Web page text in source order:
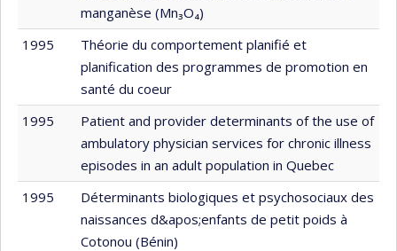
manganèse (Mn₃O₄)
1995
Théorie du comportement planifié et
planification des programmes de promotion en
santé du coeur
1995
Patient and provider determinants of the use of
ambulatory physician services for chronic illness
episodes in an adult population in Quebec
1995
Déterminants biologiques et psychosociaux des
naissances d&apos;enfants de petit poids à
Cotonou (Bénin)